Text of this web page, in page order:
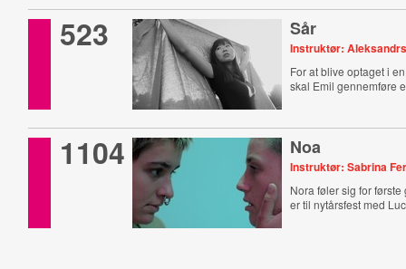
523 Sår
Instruktør:
For at blive optaget i
skal Emil gennemføre
1104 Noa
Instruktør: Sabrina
Nora føler sig for
er til nytårsfest med